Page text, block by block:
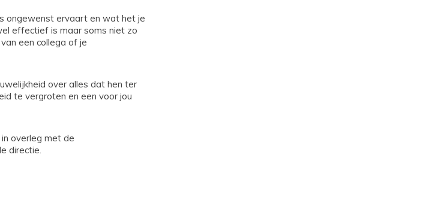
ongewenst ervaart en wat het je
effectief is maar soms niet zo
een collega of je
over alles dat hen ter
te vergroten en een voor jou
overleg met de
directie.